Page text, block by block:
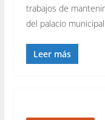
trabajos de
del palacio
Leer más